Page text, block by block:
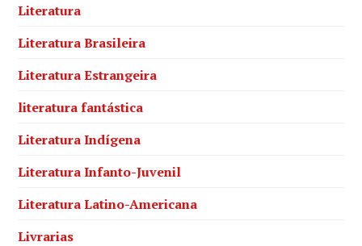
Literatura
Literatura Brasileira
Literatura Estrangeira
literatura fantástica
Literatura Indígena
Literatura Infanto-Juvenil
Literatura Latino-Americana
Livrarias